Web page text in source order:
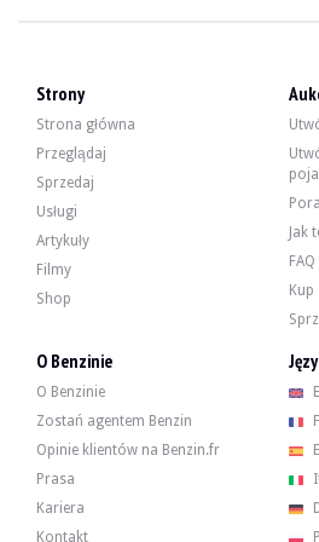
Film
Opis
Ten Bentley Continental GT V8 z 2013
Na zewnątrz sprzedawca wskazuje, że
Wewnątrz sprzedawca wskazuje, że
Strony
Strona główna
Przeglądaj
Sprzedaj
Usługi
Artykuły
Filmy
Shop
Jak
FAQ
O Benzinie
O Benzinie
Zostań agentem Benzin
Opinie klientów na Benzin.fr
Prasa
Kariera
Kontakt